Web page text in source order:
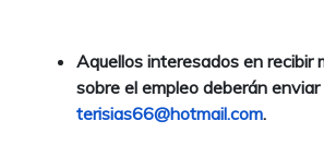
Aquellos interesados en recibir
sobre el empleo deberán enviar
terisias66@hotmail.com.